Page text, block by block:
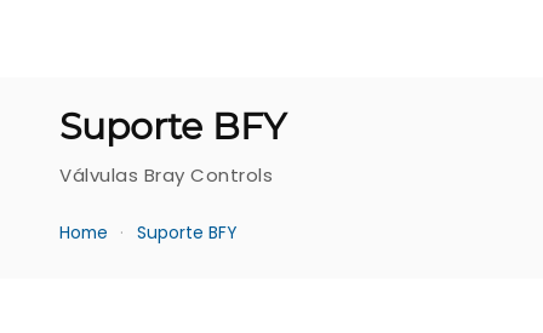
Suporte BFY
Válvulas Bray Controls
Home Suporte BFY